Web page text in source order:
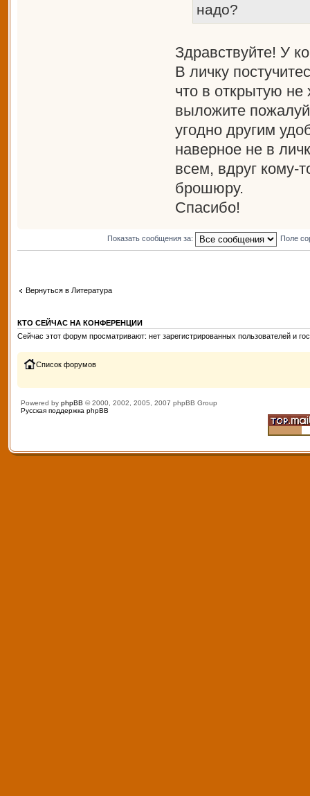
надо?
Здравствуйте! У
В личку
что в открытую
выложите
угодно другим
наверное не в
всем, вдруг кому-
брошюру.
Спасибо!
Показать сообщения за: Поле
Вернуться в Литература
КТО СЕЙЧАС НА КОНФЕРЕНЦИИ
Сейчас этот форум просматривают: нет зарегистрированных пользователей и
Список форумов
Powered by phpBB © 2000, 2002, 2005, 2007 phpBB Group
Русская поддержка phpBB